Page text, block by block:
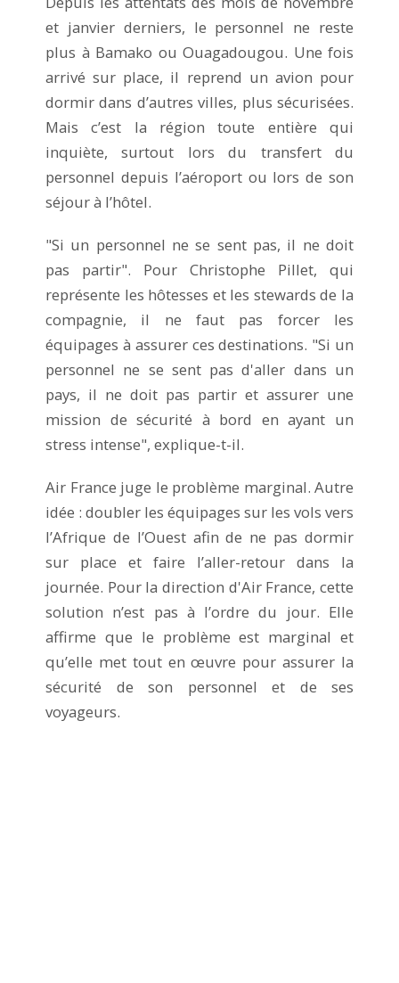
et janvier derniers, le personnel ne reste
plus à Bamako ou Ouagadougou. Une fois
arrivé sur place, il reprend un avion pour
dormir dans d’autres villes, plus sécurisées.
Mais c’est la région toute entière qui
inquiète, surtout lors du transfert du
personnel depuis l’aéroport ou lors de son
séjour à l’hôtel.
"Si un personnel ne se sent pas, il ne doit
pas partir". Pour Christophe Pillet, qui
représente les hôtesses et les stewards de la
compagnie, il ne faut pas forcer les
équipages à assurer ces destinations. "Si un
personnel ne se sent pas d'aller dans un
pays, il ne doit pas partir et assurer une
mission de sécurité à bord en ayant un
stress intense", explique-t-il.
Air France juge le problème marginal. Autre
idée : doubler les équipages sur les vols vers
l’Afrique de l’Ouest afin de ne pas dormir
sur place et faire l’aller-retour dans la
journée. Pour la direction d'Air France, cette
solution n’est pas à l’ordre du jour. Elle
affirme que le problème est marginal et
qu’elle met tout en œuvre pour assurer la
sécurité de son personnel et de ses
voyageurs.